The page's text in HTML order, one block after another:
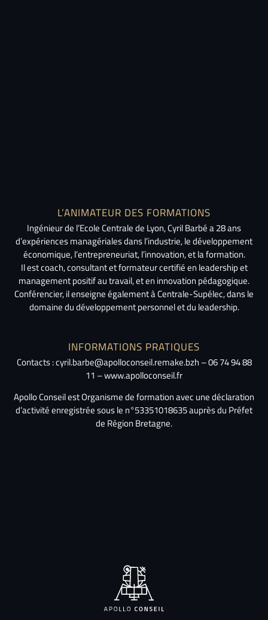
L’ANIMATEUR DES FORMATIONS
Ingénieur de l’Ecole Centrale de Lyon, Cyril Barbé a 28 ans
d’expériences managériales dans l’industrie, le développement
économique, l’entrepreneuriat, l’innovation, et la formation.
Il est coach, consultant et formateur certifié en leadership et
management positif au travail, et en innovation pédagogique.
Conférencier, il enseigne également à Centrale-Supélec, dans le
domaine du développement personnel et du leadership.
INFORMATIONS PRATIQUES
Contacts : cyril.barbe@apolloconseil.remake.bzh – 06 74 94 88
11 – www.apolloconseil.fr
Apollo Conseil est Organisme de formation avec une déclaration
d’activité enregistrée sous le n°53351018635 auprès du Préfet
de Région Bretagne.